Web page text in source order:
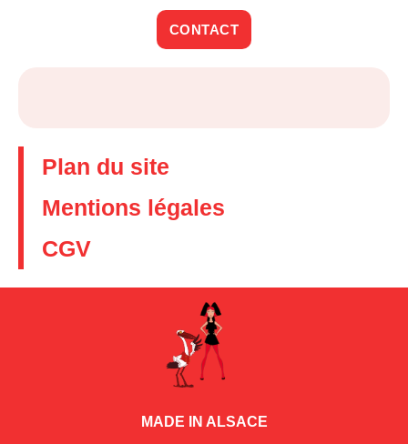
CONTACT
Plan du site
Mentions légales
CGV
MADE IN ALSACE